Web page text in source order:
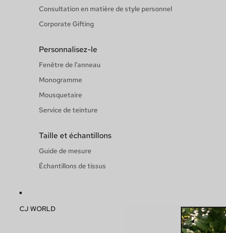
Consultation en matière de style personnel
Corporate Gifting
Personnalisez-le
Fenêtre de l'anneau
Monogramme
Mousquetaire
Service de teinture
Taille et échantillons
Guide de mesure
Échantillons de tissus
CJ WORLD